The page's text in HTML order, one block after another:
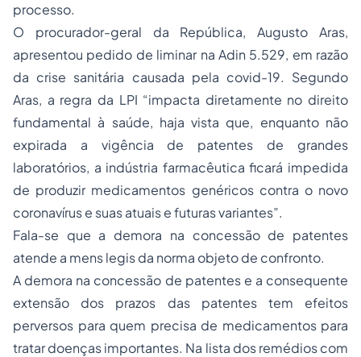
processo.
O procurador-geral da República, Augusto Aras,
apresentou pedido de liminar na Adin 5.529, em razão
da crise sanitária causada pela covid-19. Segundo
Aras, a regra da LPI “impacta diretamente no direito
fundamental à saúde, haja vista que, enquanto não
expirada a vigência de patentes de grandes
laboratórios, a indústria farmacêutica ficará impedida
de produzir medicamentos genéricos contra o novo
coronavírus e suas atuais e futuras variantes”.
Fala-se que a demora na concessão de patentes
atende a mens legis da norma objeto de confronto.
A demora na concessão de patentes e a consequente
extensão dos prazos das patentes tem efeitos
perversos para quem precisa de medicamentos para
tratar doenças importantes. Na lista dos remédios com